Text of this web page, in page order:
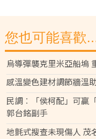
您也可能喜歡
烏導彈襲克里米亞船塢
感溫變色建材調節牆溫
民調︰「侯柯配」可贏
郭台銘副手
地氈式搜查未現傷人 茂